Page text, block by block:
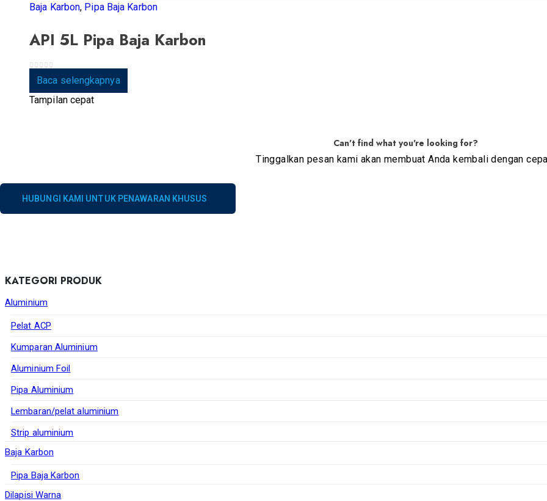
Baja Karbon, Pipa Baja Karbon
API 5L Pipa Baja Karbon
Baca selengkapnya
Tampilan cepat
Can't find what you're looking for?
Tinggalkan pesan kami akan membuat Anda kembali dengan
HUBUNGI KAMI UNTUK PENAWARAN KHUSUS
KATEGORI PRODUK
Aluminium
Pelat ACP
Kumparan Aluminium
Aluminium Foil
Pipa Aluminium
Lembaran/pelat aluminium
Strip aluminium
Baja Karbon
Pipa Baja Karbon
Dilapisi Warna